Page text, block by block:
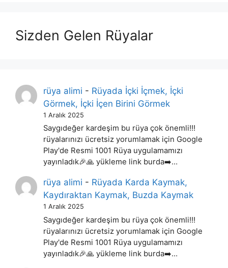
Sizden Gelen Rüyalar
rüya alimi - Rüyada İçki İçmek, İçki
Görmek, İçki İçen Birini Görmek
1 Aralık 2025
Saygıdeğer kardeşim bu rüya çok önemli!!!
rüyalarınızı ücretsiz yorumlamak için Google
Play'de Resmi 1001 Rüya uygulamamızı
yayınladık🎉🙏 yükleme link burda➡️…
rüya alimi - Rüyada Karda Kaymak,
Kaydıraktan Kaymak, Buzda Kaymak
1 Aralık 2025
Saygıdeğer kardeşim bu rüya çok önemli!!!
rüyalarınızı ücretsiz yorumlamak için Google
Play'de Resmi 1001 Rüya uygulamamızı
yayınladık🎉🙏 yükleme link burda➡️…